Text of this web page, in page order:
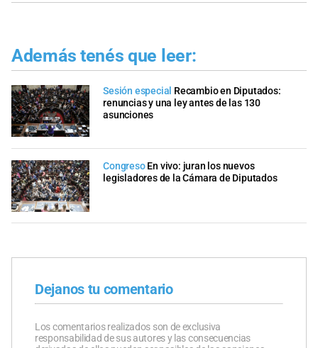
Además tenés que leer:
Sesión especial Recambio en Diputados:
renuncias y una ley antes de las 130
asunciones
Congreso En vivo: juran los nuevos
legisladores de la Cámara de Diputados
Dejanos tu comentario
Los comentarios realizados son de exclusiva
responsabilidad de sus autores y las consecuencias